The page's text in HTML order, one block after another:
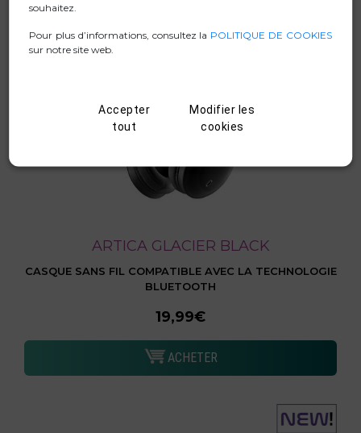
ARTICA GLACIER BLACK
CASQUE SANS FIL COMPATIBLE AVEC LA TECHNOLOGIE
BLUETOOTH
19,99€
ACHETER
souhaitez.
Pour plus d’informations, consultez la POLITIQUE DE COOKIES
sur notre site web.
Accepter
tout
Modifier les
cookies